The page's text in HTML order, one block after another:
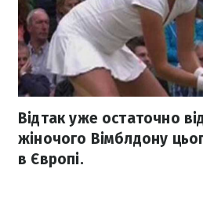
Відтак уже остаточно
жіночого Вімблдону
в Європі.